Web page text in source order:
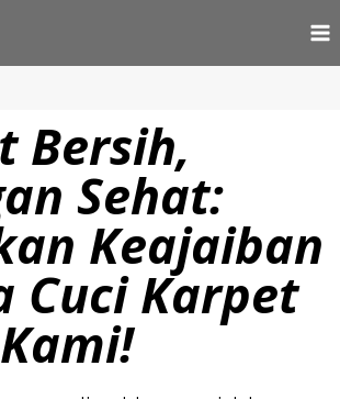
Bersih,
Sehat:
Keajaiban
Cuci Karpet